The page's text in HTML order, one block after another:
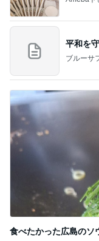
平和を
ブルーサ
食べたかった広島のソ